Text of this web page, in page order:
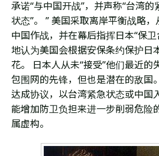
承诺“与中国开战”，并声称“台湾
状态”。 ” 美国采取离岸平衡战略
中国作战，并在幕后指挥日本“保
地认为美国会根据安保条约保护日
花。 日本人从未“接受”他们最近的
包围网的先锋，但也是潜在的敌国
达成协议，以台湾紧急状态或中国
能增加防卫负担来进一步削弱危险
属虚构。